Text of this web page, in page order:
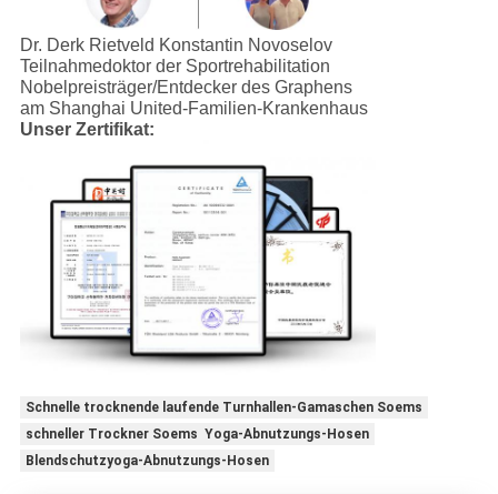
Dr. Derk Rietveld Konstantin Novoselov
Teilnahmedoktor der Sportrehabilitation
Nobelpreisträger/Entdecker des Graphens
am Shanghai United-Familien-Krankenhaus
Unser Zertifikat:
Schnelle trocknende laufende Turnhallen-Gamaschen Soems
schneller Trockner Soems Yoga-Abnutzungs-Hosen
Blendschutzyoga-Abnutzungs-Hosen